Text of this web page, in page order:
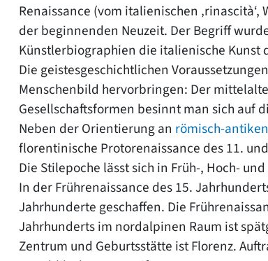
Renaissance (vom italienischen
der beginnenden Neuzeit. Der Begriff
Künstlerbiographien die italienische Kunst
Die geistesgeschichtlichen
Menschenbild hervorbringen: Der
Gesellschaftsformen besinnt man sich auf
Neben der Orientierung an römisch-antiken
florentinische Protorenaissance des 11.
Die Stilepoche lässt sich in Früh-, Hoch-
In der Frührenaissance des 15.
Jahrhunderte geschaffen. Die
Jahrhunderts im nordalpinen Raum ist
Zentrum und Geburtsstätte ist Florenz.